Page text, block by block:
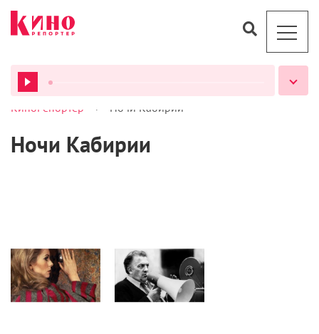
ВСЕ ПОДКАСТЫ
КиноРепортер > Ночи Кабирии
Ночи Кабирии